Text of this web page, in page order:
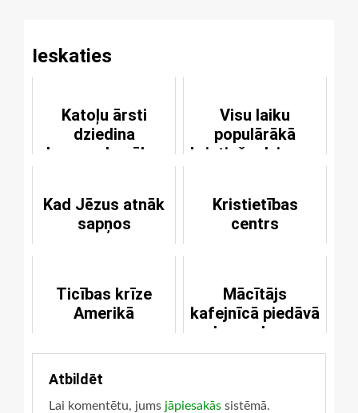
Ieskaties
Katoļu ārsti
dziedina
homoseksuāļus
Visu laiku
populārākā
kristiešu dziesma
Kad Jēzus atnāk
sapņos
Kristietības
centrs
Ticības krīze
Amerikā
Mācītājs
kafejnīcā piedāvā
bezmaksas
lūgšanas
Atbildēt
Lai komentētu, jums jāpiesakās sistēmā.